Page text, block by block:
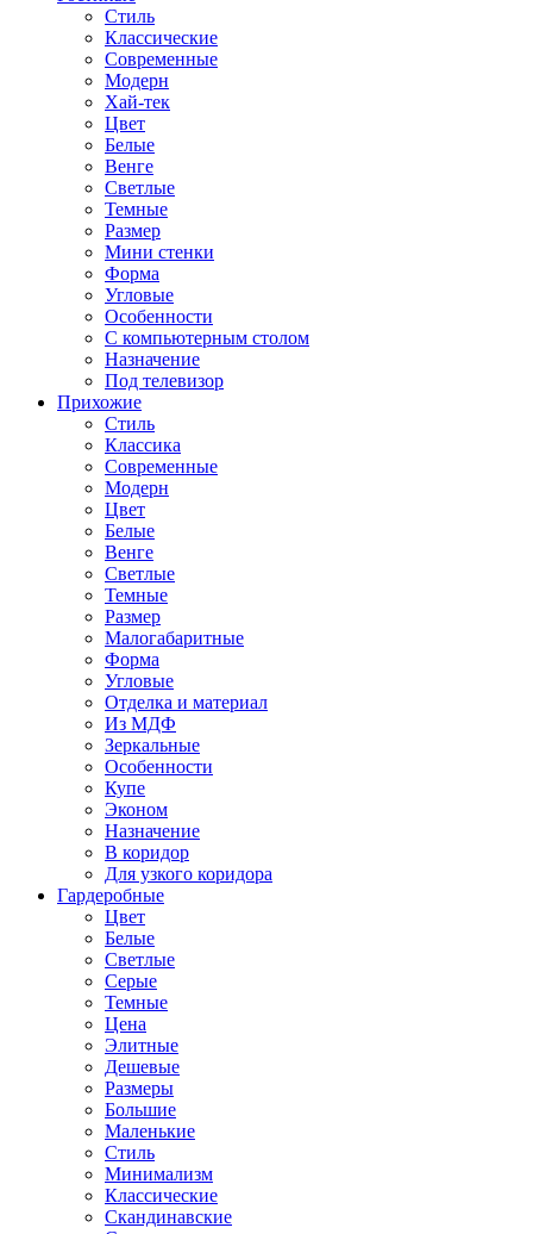
Стиль
Классические
Современные
Модерн
Хай-тек
Цвет
Белые
Венге
Светлые
Темные
Размер
Мини стенки
Форма
Угловые
Особенности
С компьютерным столом
Назначение
Под телевизор
Прихожие
Стиль
Классика
Современные
Модерн
Цвет
Белые
Венге
Светлые
Темные
Размер
Малогабаритные
Форма
Угловые
Отделка и материал
Из МДФ
Зеркальные
Особенности
Купе
Эконом
Назначение
В коридор
Для узкого коридора
Гардеробные
Цвет
Белые
Светлые
Серые
Темные
Цена
Элитные
Дешевые
Размеры
Большие
Маленькие
Стиль
Минимализм
Классические
Скандинавские